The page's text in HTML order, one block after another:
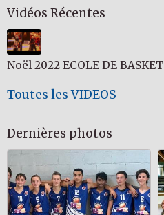
Vidéos Récentes
Noël 2022 ECOLE DE BASKET
Toutes les VIDEOS
Dernières photos